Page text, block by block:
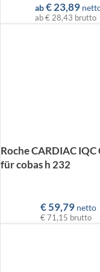
ab €23,89
ab€ 28,43 brutto
Roche CARDIAC
für cobas h 232
€59,79 netto
€ 71,15 brutto